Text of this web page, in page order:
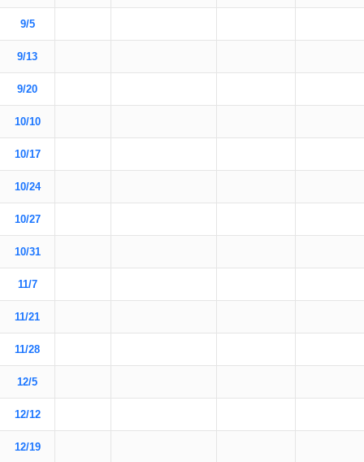
9/5
9/13
9/20
10/10
10/17
10/24
10/27
10/31
11/7
11/21
11/28
12/5
12/12
12/19